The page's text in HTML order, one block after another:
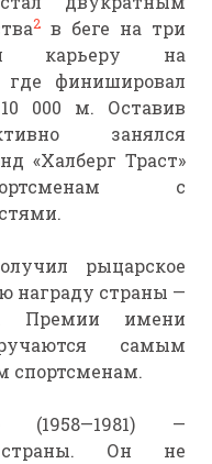
2 в беге на три
карьеру на
где финишировал
000 м. Оставив
занялся
«Халберг Траст»
с
рыцарское
награду страны —
Премии имени
самым
спортсменам.
(1958—1981) —
страны. Он не